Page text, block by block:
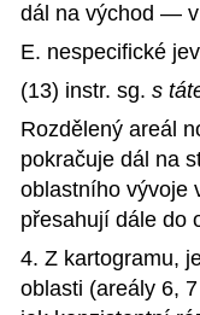
dál na východ —
E. nespecifické
(13) instr. sg. s
Rozdělený areál
pokračuje dál na
oblastního vývoje
přesahují dále do
4. Z kartogramu,
oblasti (areály 6,